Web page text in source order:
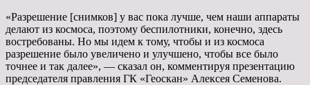
«Разрешение [снимков] у вас пока лучше, чем наши аппараты
делают из космоса, поэтому беспилотники, конечно, здесь
востребованы. Но мы идем к тому, чтобы и из космоса
разрешение было увеличено и улучшено, чтобы все было
точнее и так далее», — сказал он, комментируя презентацию
председателя правления ГК «Геоскан» Алексея Семенова.